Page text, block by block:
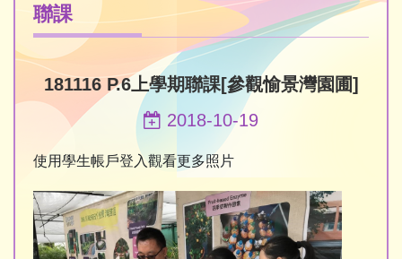
聯課
181116 P.6上學期聯課[參觀愉景灣園圃]
2018-10-19
使用學生帳戶登入觀看更多照片